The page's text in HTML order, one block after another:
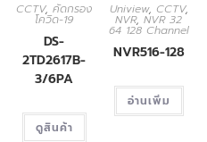
CCTV,คัดกรอง
โควิด-19
DS-
2TD2617B-
3/6PA
ดูสินค้า
Uniview, CCTV,
NVR,NVR 32
64 128 Channel
NVR516-128
อ่านเพิ่ม